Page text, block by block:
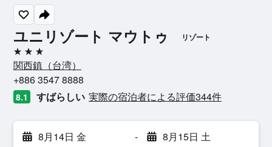
ユニリゾート マウトゥ リゾート
3つ星
関西鎮​（台湾​）​
+886 3547 8888
8.1 すばらしい 実際の宿泊者による評価344​件
8月14日 金 - 8月15日 土